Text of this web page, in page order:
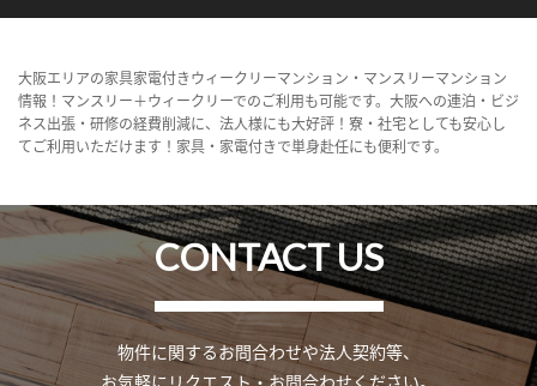
大阪エリアの家具家電付きウィークリーマンション・マンスリーマンション
情報！マンスリー＋ウィークリーでのご利用も可能です。大阪への連泊・ビジ
ネス出張・研修の経費削減に、法人様にも大好評！寮・社宅としても安心し
てご利用いただけます！家具・家電付きで単身赴任にも便利です。
CONTACT US
物件に関するお問合わせや法人契約等、